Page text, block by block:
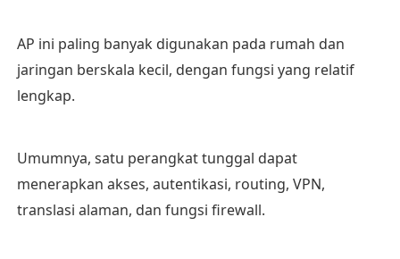
AP ini paling banyak digunakan pada rumah dan
jaringan berskala kecil, dengan fungsi yang relatif
lengkap.
Umumnya, satu perangkat tunggal dapat
menerapkan akses, autentikasi, routing, VPN,
translasi alaman, dan fungsi firewall.